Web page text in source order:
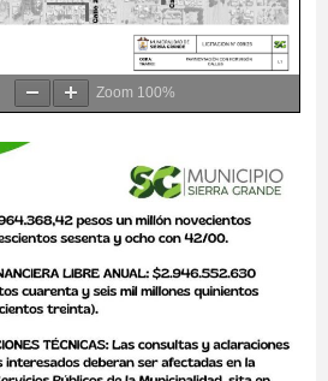
Zoom 100%